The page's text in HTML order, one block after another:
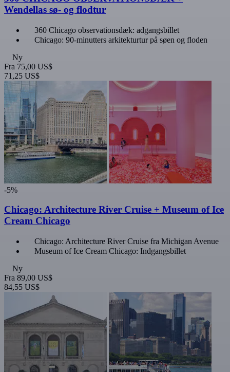
Wendellas sø- og flodtur
360 Chicago observationsdæk: adgangsbillet
Chicago: 90-minutters arkitekturtur på søen og floden
Ny
Fra 75,00 US$
71,25 US$
-5%
Chicago: Architecture River Cruise + Museum of Ice
Cream Chicago
Chicago: Architecture River Cruise fra Michigan Avenue
Museum of Ice Cream Chicago: Indgangsbillet
Ny
Fra 89,00 US$
84,55 US$